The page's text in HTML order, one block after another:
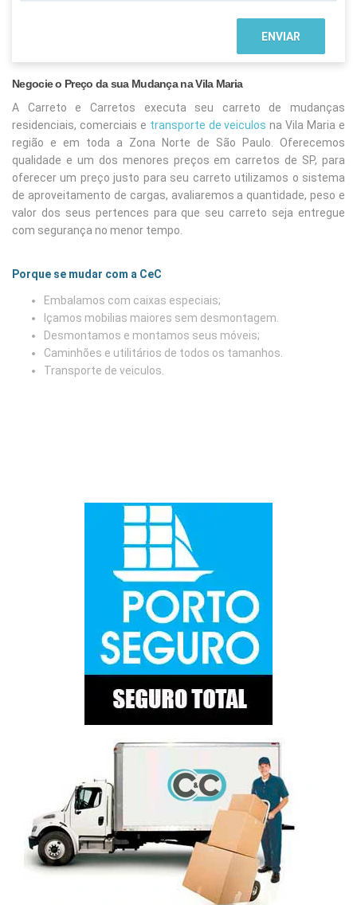
Negocie o Preço da sua Mudança na Vila Maria
A Carreto e Carretos executa seu carreto de mudanças
residenciais, comerciais e transporte de veiculos na Vila Maria e
região e em toda a Zona Norte de São Paulo. Oferecemos
qualidade e um dos menores preços em carretos de SP, para
oferecer um preço justo para seu carreto utilizamos o sistema
de aproveitamento de cargas, avaliaremos a quantidade, peso e
valor dos seus pertences para que seu carreto seja entregue
com segurança no menor tempo.
Porque se mudar com a CeC
Embalamos com caixas especiais;
Içamos mobilias maiores sem desmontagem.
Desmontamos e montamos seus móveis;
Caminhões e utilitários de todos os tamanhos.
Transporte de veiculos.